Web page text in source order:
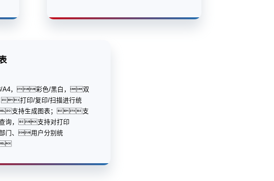
A4，彩色/黑白，双
打印/复印/扫描进行统
支持生成图表；支
询，支持对打印
门、用户分别统